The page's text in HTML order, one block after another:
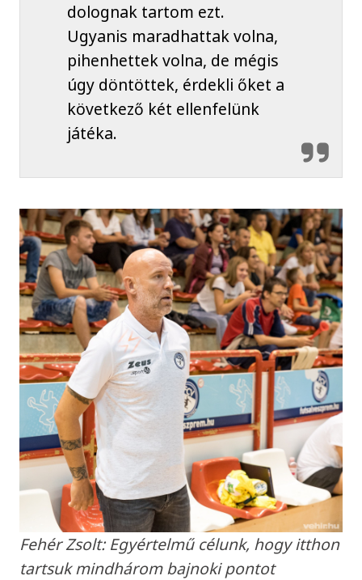
dolognak tartom ezt.
Ugyanis maradhattak volna,
pihenhettek volna, de mégis
úgy döntöttek, érdekli őket a
következő két ellenfelünk
játéka.
Fehér Zsolt: Egyértelmű célunk, hogy itthon
tartsuk mindhárom bajnoki pontot